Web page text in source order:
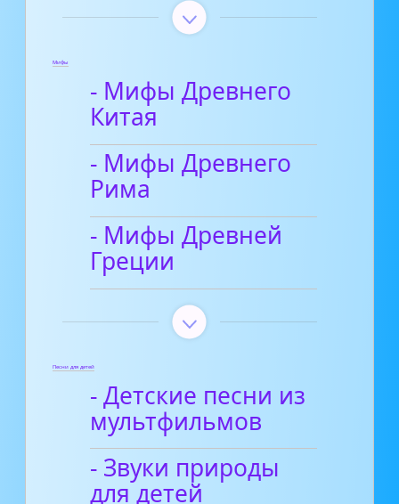
Мифы
- Мифы Древнего
Китая
- Мифы Древнего
Рима
- Мифы Древней
Греции
Песни для детей
- Детские песни из
мультфильмов
- Звуки природы
для детей